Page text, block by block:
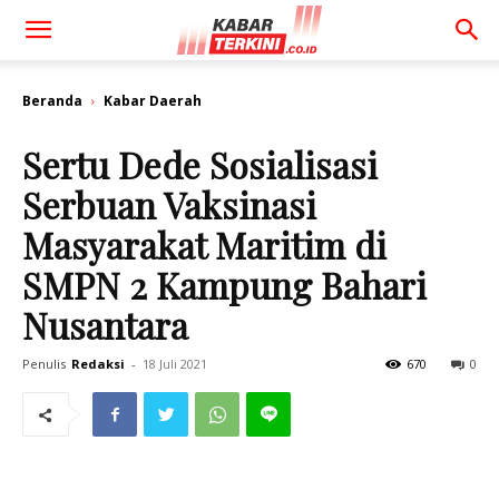
Beranda Kabar Daerah
Sertu Dede Sosialisasi
Serbuan Vaksinasi
Masyarakat Maritim di
SMPN 2 Kampung Bahari
Nusantara
Penulis Redaksi - 18 Juli 2021 0
670